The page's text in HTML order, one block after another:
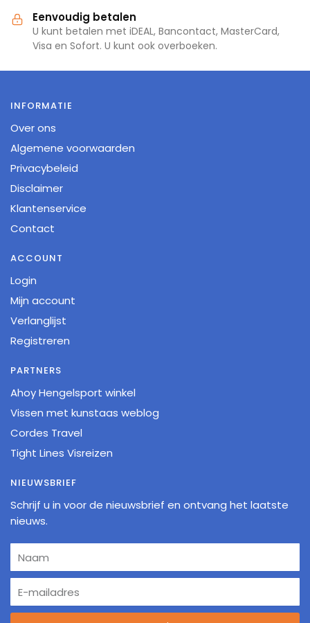
Eenvoudig betalen
U kunt betalen met iDEAL, Bancontact, MasterCard,
Visa en Sofort. U kunt ook overboeken.
INFORMATIE
Over ons
Algemene voorwaarden
Privacybeleid
Disclaimer
Klantenservice
Contact
ACCOUNT
Login
Mijn account
Verlanglijst
Registreren
PARTNERS
Ahoy Hengelsport winkel
Vissen met kunstaas weblog
Cordes Travel
Tight Lines Visreizen
NIEUWSBRIEF
Schrijf u in voor de nieuwsbrief en ontvang het laatste
nieuws.